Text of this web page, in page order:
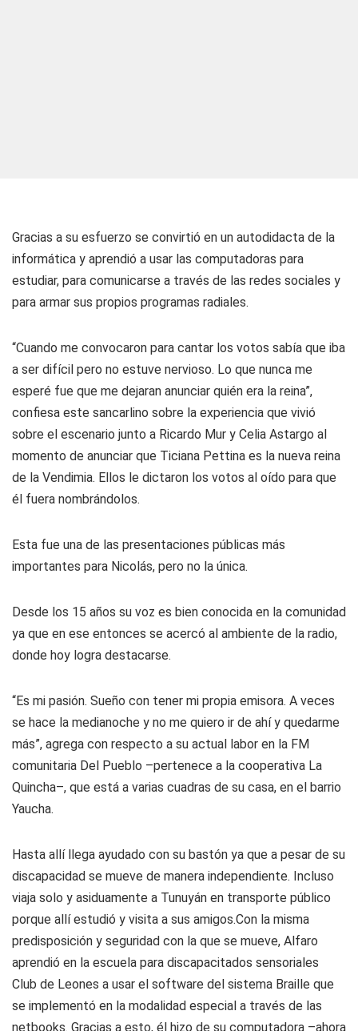
Gracias a su esfuerzo se convirtió en un autodidacta de la
informática y aprendió a usar las computadoras para
estudiar, para comunicarse a través de las redes sociales y
para armar sus propios programas radiales.
“Cuando me convocaron para cantar los votos sabía que iba
a ser difícil pero no estuve nervioso. Lo que nunca me
esperé fue que me dejaran anunciar quién era la reina”,
confiesa este sancarlino sobre la experiencia que vivió
sobre el escenario junto a Ricardo Mur y Celia Astargo al
momento de anunciar que Ticiana Pettina es la nueva reina
de la Vendimia. Ellos le dictaron los votos al oído para que
él fuera nombrándolos.
Esta fue una de las presentaciones públicas más
importantes para Nicolás, pero no la única.
Desde los 15 años su voz es bien conocida en la comunidad
ya que en ese entonces se acercó al ambiente de la radio,
donde hoy logra destacarse.
“Es mi pasión. Sueño con tener mi propia emisora. A veces
se hace la medianoche y no me quiero ir de ahí y quedarme
más”, agrega con respecto a su actual labor en la FM
comunitaria Del Pueblo –pertenece a la cooperativa La
Quincha–, que está a varias cuadras de su casa, en el barrio
Yaucha.
Hasta allí llega ayudado con su bastón ya que a pesar de su
discapacidad se mueve de manera independiente. Incluso
viaja solo y asiduamente a Tunuyán en transporte público
porque allí estudió y visita a sus amigos.Con la misma
predisposición y seguridad con la que se mueve, Alfaro
aprendió en la escuela para discapacitados sensoriales
Club de Leones a usar el software del sistema Braille que
se implementó en la modalidad especial a través de las
netbooks. Gracias a esto, él hizo de su computadora –ahora